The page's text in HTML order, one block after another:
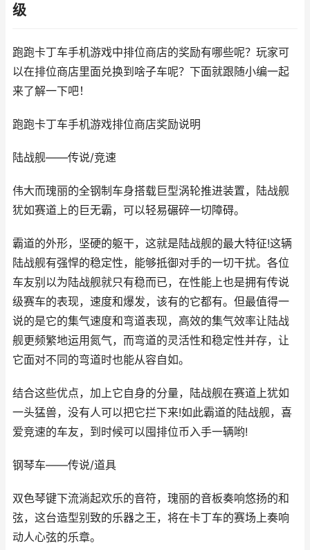
级
跑跑卡丁车手机游戏中排位商店的奖励有哪些呢？玩家可
以在排位商店里面兑换到啥子车呢？下面就跟随小编一起
来了解一下吧！
跑跑卡丁车手机游戏排位商店奖励说明
陆战舰——传说/竞速
伟大而瑰丽的全钢制车身搭载巨型涡轮推进装置，陆战舰
犹如赛道上的巨无霸，可以轻易碾碎一切障碍。
霸道的外形，坚硬的躯干，这就是陆战舰的最大特征!这辆
陆战舰有强悍的稳定性，能够抵御对手的一切干扰。各位
车友别以为陆战舰就只有稳而已，在性能上也是拥有传说
级赛车的表现，速度和爆发，该有的它都有。但最值得一
说的是它的集气速度和弯道表现，高效的集气效率让陆战
舰更频繁地运用氮气，而弯道的灵活性和稳定性并存，让
它面对不同的弯道时也能从容自如。
结合这些优点，加上它自身的分量，陆战舰在赛道上犹如
一头猛兽，没有人可以把它拦下来!如此霸道的陆战舰，喜
爱竞速的车友，到时候可以囤排位币入手一辆哟!
钢琴车——传说/道具
双色琴键下流淌起欢乐的音符，瑰丽的音板奏响悠扬的和
弦，这台造型别致的乐器之王，将在卡丁车的赛场上奏响
动人心弦的乐章。